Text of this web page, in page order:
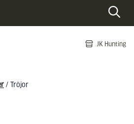
JK Hunting
/ Tröjor